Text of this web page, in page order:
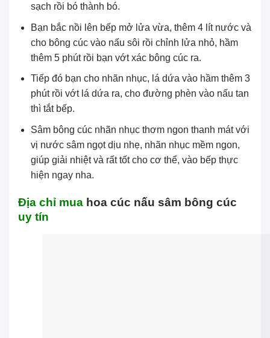
sạch rồi bó thành bó.
Bạn bắc nồi lên bếp mở lửa vừa, thêm 4 lít nước và
cho bông cúc vào nấu sôi rồi chỉnh lửa nhỏ, hầm
thêm 5 phút rồi bạn vớt xác bông cúc ra.
Tiếp đó bạn cho nhãn nhục, lá dứa vào hầm thêm 3
phút rồi vớt lá dứa ra, cho đường phèn vào nấu tan
thì tắt bếp.
Sâm bông cúc nhãn nhục thơm ngon thanh mát với
vị nước sâm ngọt dịu nhẹ, nhãn nhục mềm ngon,
giúp giải nhiệt và rất tốt cho cơ thể, vào bếp thực
hiện ngay nha.
Địa chỉ mua hoa cúc nấu sâm bông cúc
uy tín